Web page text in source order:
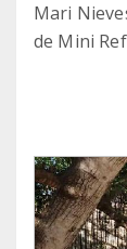
Mari
de Mini